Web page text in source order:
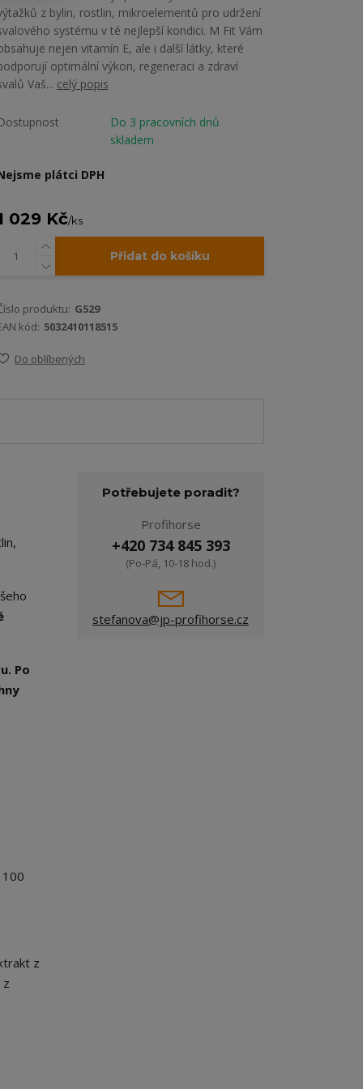
z bylin, rostlin, mikroelementů pro udržení
systému v té nejlepší kondici. M Fit Vám
nejen vitamín E, ale i další látky, které
optimální výkon, regeneraci a zdraví
Vaš... celý popis
Do 3 pracovních dnů
skladem
plátci DPH
029 Kč/ks
Přidat do košíku
produktu: G529
kód: 5032410118515
Do oblíbených
Po
z
z
Potřebujete poradit?
Profihorse
+420 734 845 393
(Po-Pá, 10-18 hod.)
stefanova@jp-profihorse.cz